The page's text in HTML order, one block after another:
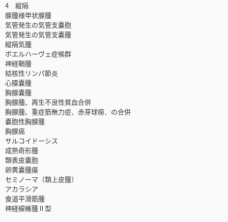
4 縦隔
腺腫様甲状腺腫
気管発生の気管支嚢胞
気管発生の気管支嚢腫
縦隔気腫
ボエルハーヴェ症候群
神経鞘腫
結核性リンパ節炎
心膜嚢腫
胸腺嚢腫
胸腺腫、再生不良性貧血合併
胸腺腫、重症筋無力症、赤芽球癆．の合併
嚢胞性胸腺腫
胸腺癌
サルコイドーシス
成熟奇形腫
類表皮嚢胞
卵黄嚢腫瘍
セミノーマ（類上皮腫）
アカラシア
食道平滑筋腫
神経線維腫Ⅱ型